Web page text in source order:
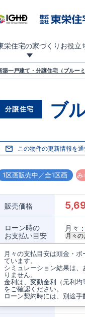
栄住宅の家づくり お役立
築一戸建て・分譲住宅（ブルー
分譲住宅 ブ
この物件の更新情報を通
1区画販売中／全1区画 み
販売価格
ローン時の
お支払い目安
月々：
月々の
月々の支払目安は頭金・
ています。
シミュレーション結果は
りません。
金利は、変動金利（元利
をご確認ください。
ローン契約時には、別途手
所在地
神奈
56(地
13(住
アクセス 小田
バス